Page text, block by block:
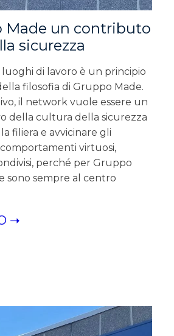
Made un contributo
sicurezza
luoghi di lavoro è un principio
filosofia di Gruppo Made.
il network vuole essere un
della cultura della sicurezza
filiera e avvicinare gli
virtuosi,
perché per Gruppo
sono sempre al centro
➝